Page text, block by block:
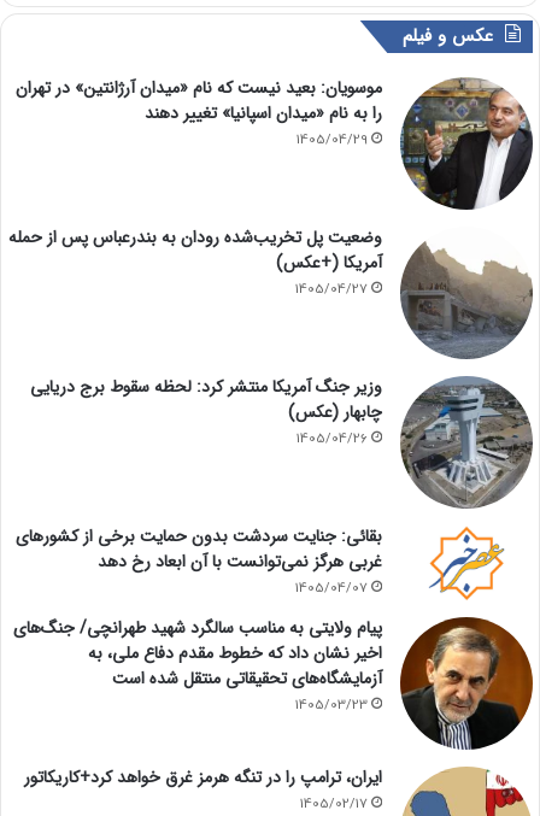
عکس و فیلم
موسویان: بعید نیست که نام «میدان آرژانتین» در تهران
را به نام «میدان اسپانیا» تغییر دهند
1405/04/29
وضعیت پل تخریب‌شده رودان به بندرعباس پس از حمله
آمریکا (+عکس)
1405/04/27
وزیر جنگ آمریکا منتشر کرد: لحظه سقوط برج دریایی
چابهار (عکس)
1405/04/26
بقائی: جنایت سردشت بدون حمایت برخی از کشورهای
غربی هرگز نمی‌توانست با آن ابعاد رخ دهد
1405/04/07
پیام ولایتی به مناسب سالگرد شهید طهرانچی/ جنگ‌های
اخیر نشان داد که خطوط مقدم دفاع ملی، به
آزمایشگاه‌های تحقیقاتی منتقل شده است
1405/03/23
ایران، ترامپ را در تنگه هرمز غرق خواهد کرد+کاریکاتور
1405/02/17